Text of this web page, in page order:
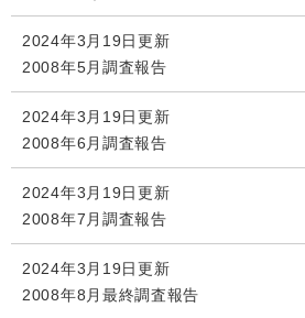
2024年3月19日更新
2008年5月調査報告
2024年3月19日更新
2008年6月調査報告
2024年3月19日更新
2008年7月調査報告
2024年3月19日更新
2008年8月最終調査報告